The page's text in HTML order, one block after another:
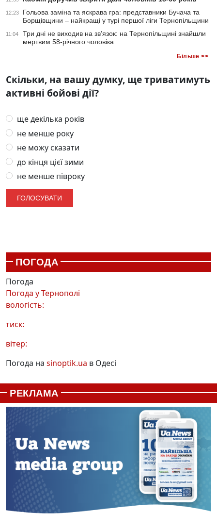
12:23
Гольова заміна та яскрава гра: представники Бучача та
Борщівщини – найкращі у турі першої ліги Тернопільщини
11:04
Три дні не виходив на зв’язок: на Тернопільщині знайшли
мертвим 58-річного чоловіка
Більше >>
Скільки, на вашу думку, ще триватимуть
активні бойові дії?
ще декілька років
не менше року
не можу сказати
до кінця цієї зими
не менше півроку
ПОГОДА
Погода
Погода уТернополі
вологість:
тиск:
вітер:
Погода на sinoptik.ua в Одесі
РЕКЛАМА